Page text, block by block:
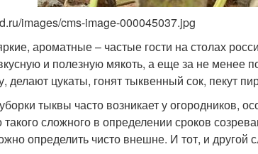
images/cms-image-000045037.jpg
ароматные – частые гости на столах
и полезную мякоть, а еще за не менее
делают цукаты, гонят тыквенный сок, пекут
тыквы часто возникает у огородников,
такого сложного в определении сроков
определить чисто внешне. И тот, и другой